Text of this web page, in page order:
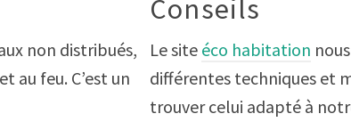
non distribués,
au feu. C’est un
Conseils
Le site éco habitation
différentes techniques et
trouver celui adapté à